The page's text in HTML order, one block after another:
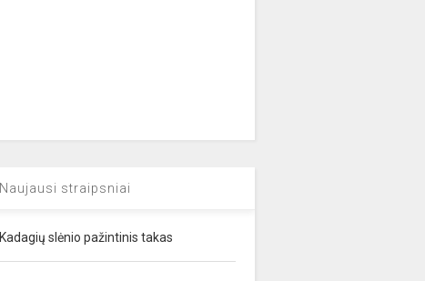
Naujausi straipsniai
Kadagių slėnio pažintinis takas